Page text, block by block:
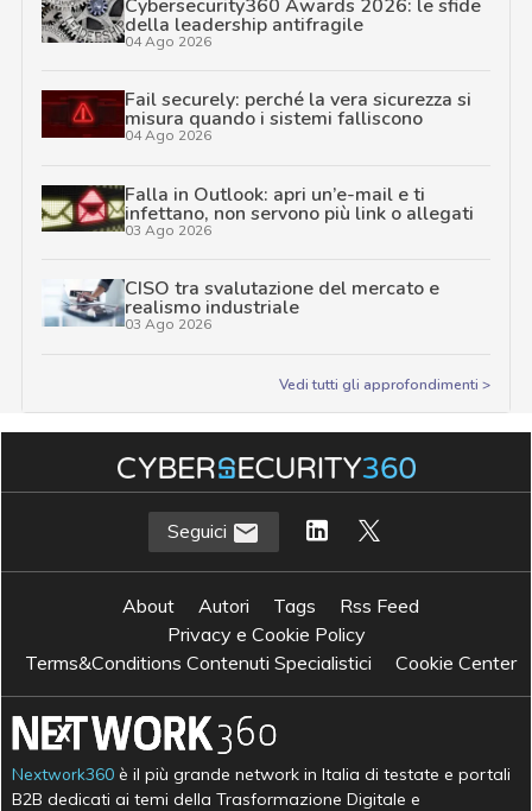
Cybersecurity360 Awards 2026: le sfide
della leadership antifragile
04 Ago 2026
Fail securely: perché la vera sicurezza si
misura quando i sistemi falliscono
04 Ago 2026
Falla in Outlook: apri un’e-mail e ti
infettano, non servono più link o allegati
03 Ago 2026
CISO tra svalutazione del mercato e
realismo industriale
03 Ago 2026
Vedi tutti gli approfondimenti >
Seguici
About Autori Tags
Rss Feed
Privacy e Cookie Policy
Terms&Conditions Contenuti Specialistici
Cookie Center
Nextwork360 è il più grande network in Italia di testate e portali
B2B dedicati ai temi della Trasformazione Digitale e